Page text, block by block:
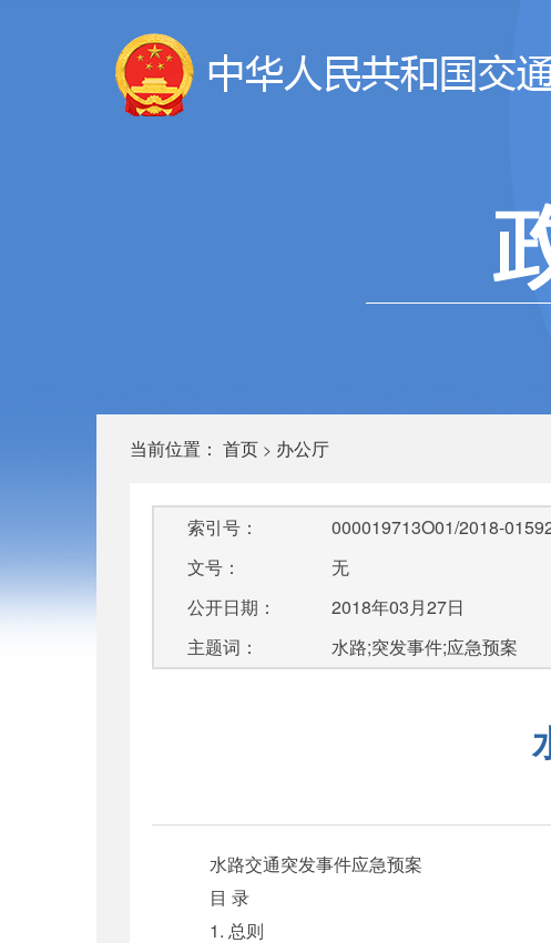
当前位置： 首页 > 办公厅
索引号：
000019713O01/2018-
文号：
无
公开日期：
2018年03月27日
主题词：
水路;突发事件;应急预案
水路交通突发事件应急预案
目 录
1. 总则